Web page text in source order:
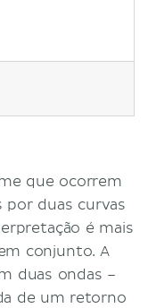
que ocorrem
por duas curvas
é mais
conjunto. A
duas ondas –
de um retorno